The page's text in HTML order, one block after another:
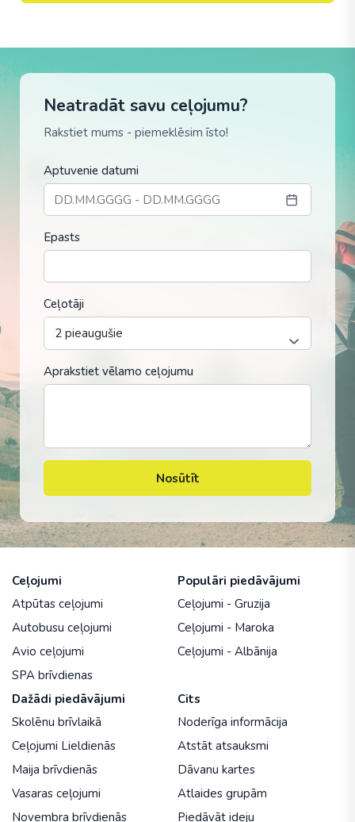
Neatradāt savu ceļojumu?
Rakstiet mums - piemeklēsim īsto!
Aptuvenie datumi
Epasts
Ceļotāji
Aprakstiet vēlamo ceļojumu
Nosūtīt
Ceļojumi
Atpūtas ceļojumi
Autobusu ceļojumi
Avio ceļojumi
SPA brīvdienas
Populāri piedāvājumi
Ceļojumi - Gruzija
Ceļojumi - Maroka
Ceļojumi - Albānija
Dažādi piedāvājumi
Skolēnu brīvlaikā
Ceļojumi Lieldienās
Maija brīvdienās
Vasaras ceļojumi
Novembra brīvdienās
Cits
Noderīga informācija
Atstāt atsauksmi
Dāvanu kartes
Atlaides grupām
Piedāvāt ideju